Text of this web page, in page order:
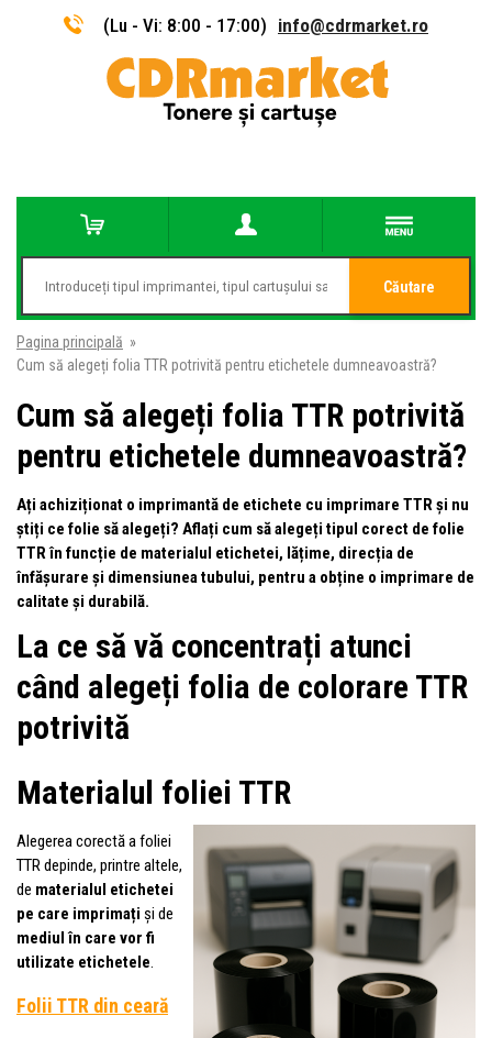
(Lu - Vi: 8:00 - 17:00) info@cdrmarket.ro
Căutare
Pagina principală »
Cum să alegeți folia TTR potrivită pentru etichetele dumneavoastră?
Cum să alegeți folia TTR potrivită
pentru etichetele dumneavoastră?
Ați achiziționat o imprimantă de etichete cu imprimare TTR și nu
știți ce folie să alegeți? Aflați cum să alegeți tipul corect de folie
TTR în funcție de materialul etichetei, lățime, direcția de
înfășurare și dimensiunea tubului, pentru a obține o imprimare de
calitate și durabilă.
La ce să vă concentrați atunci
când alegeți folia de colorare TTR
potrivită
Materialul foliei TTR
Alegerea corectă a foliei
TTR depinde, printre altele,
de materialul etichetei
pe care imprimați și de
mediul în care vor fi
utilizate etichetele.
Folii TTR din ceară